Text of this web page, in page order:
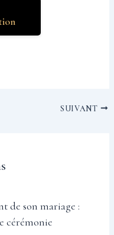
SUIVANT
de son mariage :
cérémonie